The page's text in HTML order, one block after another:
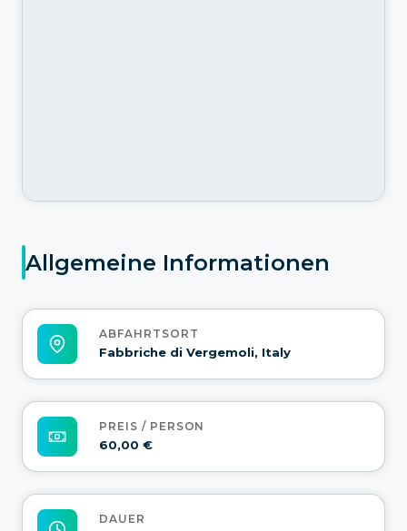
Allgemeine Informationen
ABFAHRTSORT
Fabbriche di Vergemoli, Italy
PREIS / PERSON
60,00 €
DAUER